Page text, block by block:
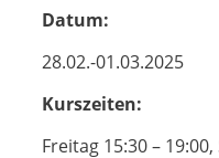
Datum:
28.02.-01.03.2025
Kurszeiten:
Freitag 15:30 –